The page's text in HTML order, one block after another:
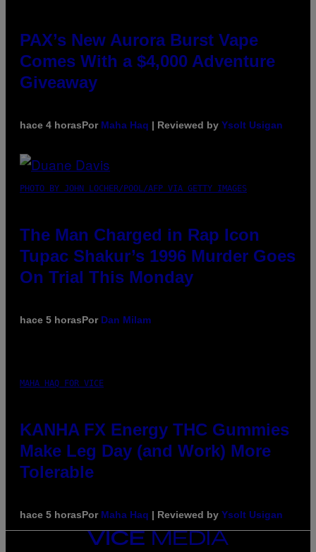
PAX’s New Aurora Burst Vape
Comes With a $4,000 Adventure
Giveaway
hace 4 horasPor Maha Haq | Reviewed by Ysolt Usigan
PHOTO BY JOHN LOCHER/POOL/AFP VIA GETTY IMAGES
The Man Charged in Rap Icon
Tupac Shakur’s 1996 Murder Goes
On Trial This Monday
hace 5 horasPor Dan Milam
MAHA HAQ FOR VICE
KANHA FX Energy THC Gummies
Make Leg Day (and Work) More
Tolerable
hace 5 horasPor Maha Haq | Reviewed by Ysolt Usigan
VICE